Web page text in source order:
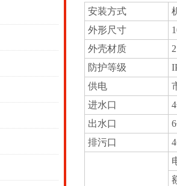
安装方式
外形尺寸
外壳材质
防护等级
供电
进水口
出水口
排污口